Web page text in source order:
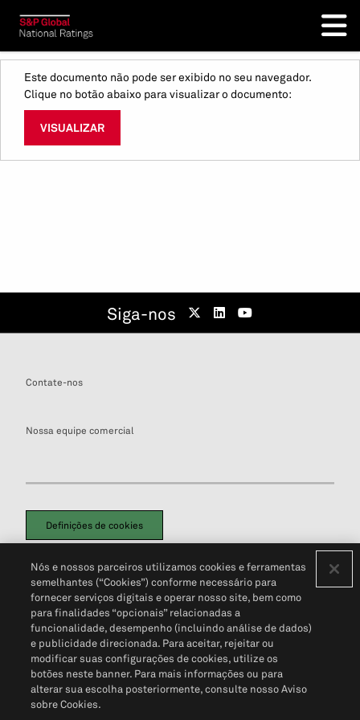
Este documento não pode ser exibido no seu navegador.
Clique no botão abaixo para visualizar o documento:
VISUALIZAR
Siga-nos
Contate-nos
Nossa equipe comercial
Definições de cookies
Política de PrivacidadePortal de privacidade do cliente (em inglês)
Não Venda Minhas Informações Pessoais© 2026 S&P Global
Nós e nossos parceiros utilizamos cookies e ferramentas
semelhantes (“Cookies”) conforme necessário para
fornecer serviços digitais e operar nosso site, bem como
para finalidades “opcionais” relacionadas a
funcionalidade, desempenho (incluindo análise de dados)
e publicidade direcionada. Para aceitar, rejeitar ou
modificar suas configurações de cookies, utilize os
botões neste banner. Para mais informações ou para
alterar sua escolha posteriormente, consulte nosso Aviso
sobre Cookies.